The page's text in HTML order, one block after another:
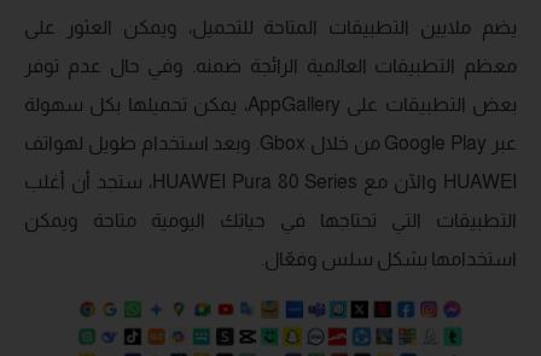
يضم ملايين التطبيقات المتاحة للتحميل، ويمكن العثور على
معظم التطبيقات العالمية الرائجة ضمنه. وفي حال عدم توفر
بعض التطبيقات على AppGallery، يمكن تحميلها بكل سهولة
عبر Google Play من خلال Gbox. وبعد استخدام طويل لهواتف
HUAWEI والآن مع HUAWEI Pura 80 Series، ستجد أن أغلب
التطبيقات التي تحتاجها في حياتك اليومية متاحة ويمكن
استخدامها بشكل سلس وفعّال.